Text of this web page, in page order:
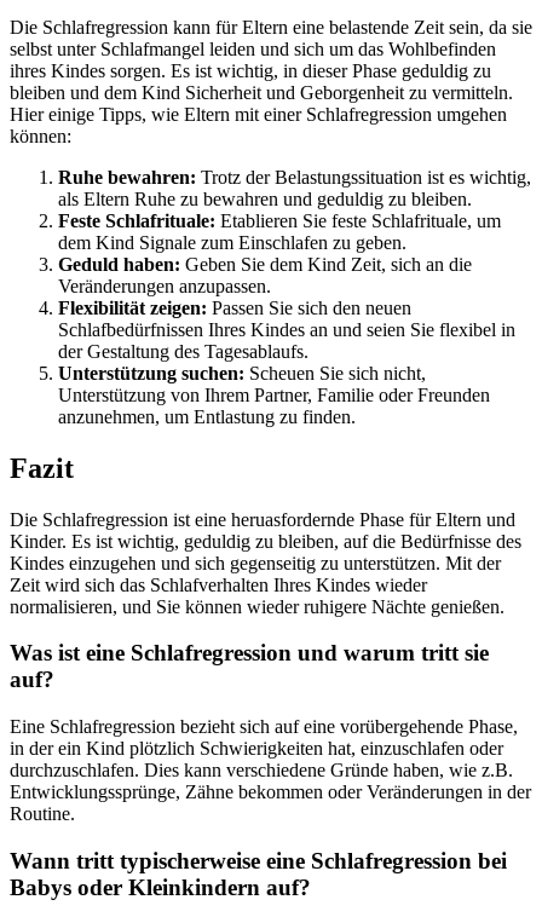
Die Schlafregression kann für Eltern eine belastende Zeit sein, da sie
selbst unter Schlafmangel leiden und sich um das Wohlbefinden
ihres Kindes sorgen. Es ist wichtig, in dieser Phase geduldig zu
bleiben und dem Kind Sicherheit und Geborgenheit zu vermitteln.
Hier einige Tipps, wie Eltern mit einer Schlafregression umgehen
können:
Ruhe bewahren: Trotz der Belastungssituation ist es wichtig,
als Eltern Ruhe zu bewahren und geduldig zu bleiben.
Feste Schlafrituale: Etablieren Sie feste Schlafrituale, um
dem Kind Signale zum Einschlafen zu geben.
Geduld haben: Geben Sie dem Kind Zeit, sich an die
Veränderungen anzupassen.
Flexibilität zeigen: Passen Sie sich den neuen
Schlafbedürfnissen Ihres Kindes an und seien Sie flexibel in
der Gestaltung des Tagesablaufs.
Unterstützung suchen: Scheuen Sie sich nicht,
Unterstützung von Ihrem Partner, Familie oder Freunden
anzunehmen, um Entlastung zu finden.
Fazit
Die Schlafregression ist eine heruasfordernde Phase für Eltern und
Kinder. Es ist wichtig, geduldig zu bleiben, auf die Bedürfnisse des
Kindes einzugehen und sich gegenseitig zu unterstützen. Mit der
Zeit wird sich das Schlafverhalten Ihres Kindes wieder
normalisieren, und Sie können wieder ruhigere Nächte genießen.
Was ist eine Schlafregression und warum tritt sie
auf?
Eine Schlafregression bezieht sich auf eine vorübergehende Phase,
in der ein Kind plötzlich Schwierigkeiten hat, einzuschlafen oder
durchzuschlafen. Dies kann verschiedene Gründe haben, wie z.B.
Entwicklungssprünge, Zähne bekommen oder Veränderungen in der
Routine.
Wann tritt typischerweise eine Schlafregression bei
Babys oder Kleinkindern auf?